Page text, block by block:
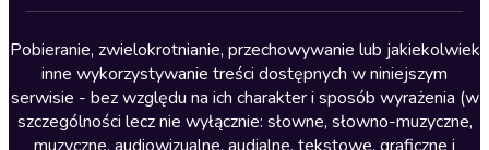
Lektury szkolne
Literatura anglojęzyczna
Literatura faktu
Literatura obyczajowa
Pobieranie, zwielokrotnianie, przechowywanie lub jakiekolwiek
inne wykorzystywanie treści dostępnych w niniejszym
serwisie - bez względu na ich charakter i sposób wyrażenia (w
szczególności lecz nie wyłącznie: słowne, słowno-muzyczne,